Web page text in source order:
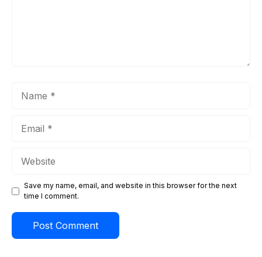
Save my name, email, and website in this browser for the next
time I comment.